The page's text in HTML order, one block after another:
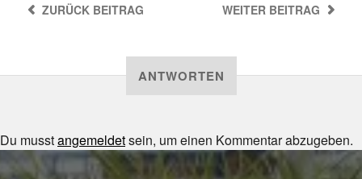
WEITER BEITRAG
ZURÜCKBEITRAG
ANTWORTEN
Du musstangemeldetsein, um einen Kommentar abzugeben.